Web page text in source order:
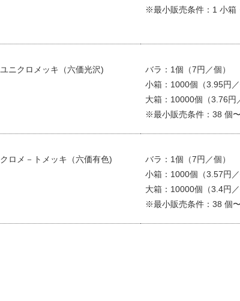
※最小販売条件：1 小箱
ユニクロメッキ（六価光沢)
バラ：1個（7円／個）
小箱：1000個（3.95円／
大箱：10000個（3.76円
※最小販売条件：38 個〜
クロメ－トメッキ（六価有色)
バラ：1個（7円／個）
小箱：1000個（3.57円／
大箱：10000個（3.4円／
※最小販売条件：38 個〜